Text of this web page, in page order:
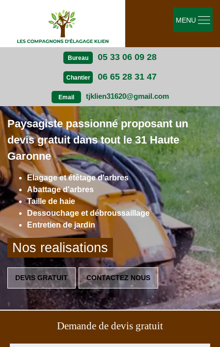
Bureau 05 33 06 09 28
Chantier 06 65 28 31 47
Email tjklien31620@gmail.com
MENU
Paysagiste passionné proposant un
devis gratuit dans tout le 31 Haute
Garonne
Elagage et étêtage d'arbres
Abattage d'arbres
Taille de haie
Dessouchage et débroussaillage
Entretien de jardin
Nos realisations
DEVIS GRATUIT CONTACTEZ NOUS
Demande de devis gratuit